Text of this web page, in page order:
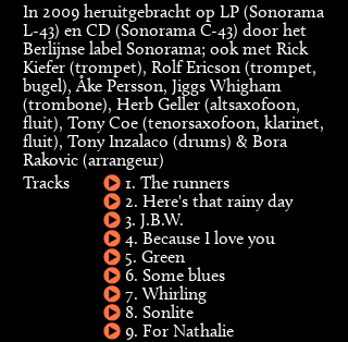
In 2009 heruitgebracht op LP (Sonorama
L-43) en CD (Sonorama C-43) door het
Berlijnse label Sonorama; ook met Rick
Kiefer (trompet), Rolf Ericson (trompet,
bugel), Åke Persson, Jiggs Whigham
(trombone), Herb Geller (altsaxofoon,
fluit), Tony Coe (tenorsaxofoon, klarinet,
fluit), Tony Inzalaco (drums) & Bora
Rakovic (arrangeur)
Tracks
1. The runners
2. Here's that rainy day
3. J.B.W.
4. Because I love you
5. Green
6. Some blues
7. Whirling
8. Sonlite
9. For Nathalie